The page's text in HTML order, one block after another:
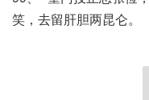
笑，去留肝胆两昆仑。